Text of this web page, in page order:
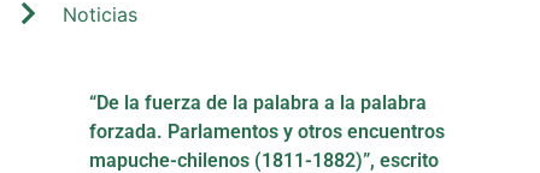
Noticias
“De la fuerza de la palabra a la palabra
forzada. Parlamentos y otros encuentros
mapuche-chilenos (1811-1882)”, escrito